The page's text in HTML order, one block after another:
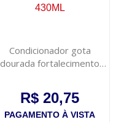
Condicionador gota
dourada fortalecimento
R$ 20,75
PAGAMENTO À VISTA